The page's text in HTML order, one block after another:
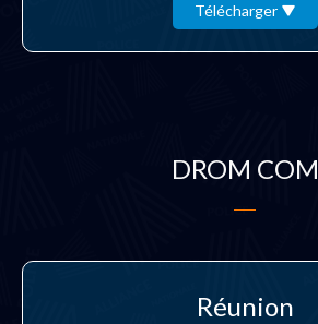
Télécharger
DROM COM
Réunion